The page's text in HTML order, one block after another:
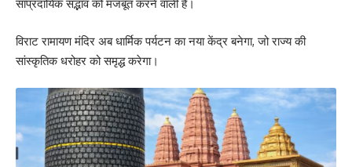
सांप्रदायिक सद्भाव को मजबूत करने वाली है।
विराट रामायण मंदिर अब धार्मिक पर्यटन का नया केंद्र बनेगा, जो राज्य की
सांस्कृतिक धरोहर को समृद्ध करेगा।